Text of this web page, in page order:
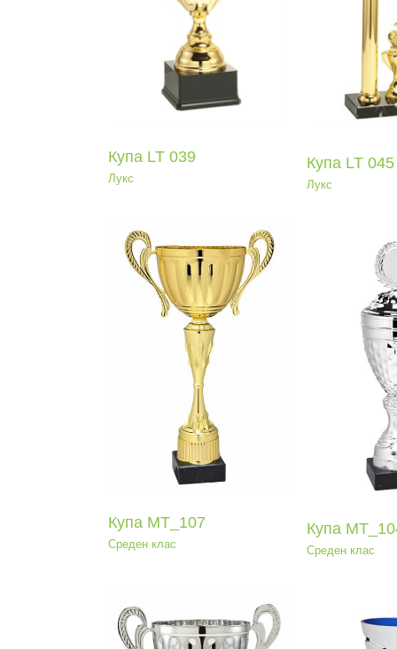
Купа LT 045
Лукс
Купа LT 039
Лукс
Купа МТ_107
Среден клас
Купа МТ_104
Среден клас
Купа
Среден клас